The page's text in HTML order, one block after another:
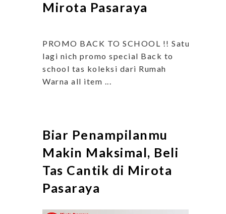
Mirota Pasaraya
PROMO BACK TO SCHOOL !! Satu
lagi nich promo special Back to
school tas koleksi dari Rumah
Warna all item ...
Biar Penampilanmu
Makin Maksimal, Beli
Tas Cantik di Mirota
Pasaraya